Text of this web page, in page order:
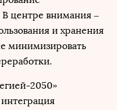
центре внимания –
и хранения
минимизировать
2050»